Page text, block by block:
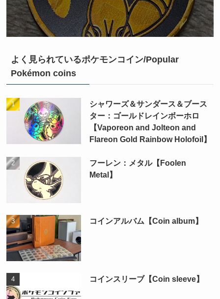
よく見られているポケモンコイン/Popular
Pokémon coins
シャワーズ＆サンダース＆ブース
ター：ゴールドレインボーホロ
【Vaporeon and Jolteon and
Flareon Gold Rainbow Holofoil】
フーレン：メタル【Foolen
Metal】
コインアルバム【Coin album】
コインスリーブ【Coin sleeve】